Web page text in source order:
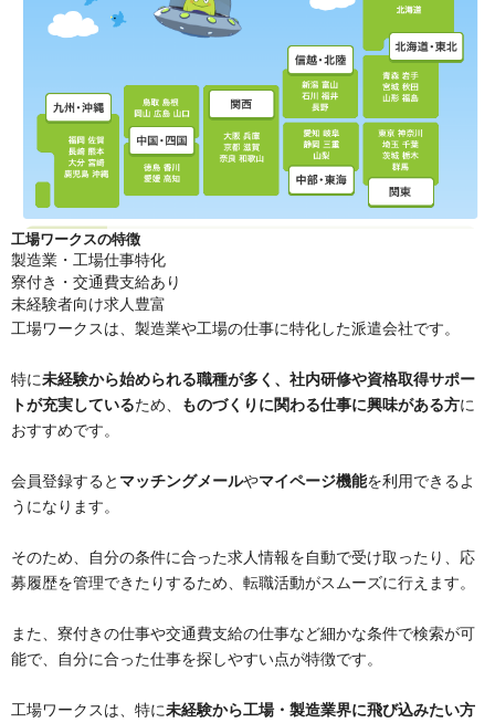
工場ワークスの特徴
製造業・工場仕事特化
寮付き・交通費支給あり
未経験者向け求人豊富
工場ワークスは、製造業や工場の仕事に特化した派遣会社です​​。
特に未経験から始められる職種が多く、社内研修や資格取得サポー
トが充実しているため、 ものづくりに関わる仕事に興味がある方に
おすすめです。
会員登録すると マッチングメールやマイページ機能を利用できるよ
うになります。
そのため、自分の条件に合った求人情報を自動で受け取ったり、応
募履歴を管理できたりするため、転職活動がスムーズに行えます​​。
また、寮付きの仕事や交通費支給の仕事など細かな条件で検索が可
能で、自分に合った仕事を探しやすい点が特徴です​​。
工場ワークスは、特に未経験から工場・製造業界に飛び込みたい方